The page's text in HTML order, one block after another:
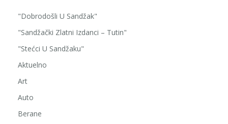
"Dobrodošli U Sandžak"
"Sandžački Zlatni Izdanci – Tutin"
"Stećci U Sandžaku"
Aktuelno
Art
Auto
Berane